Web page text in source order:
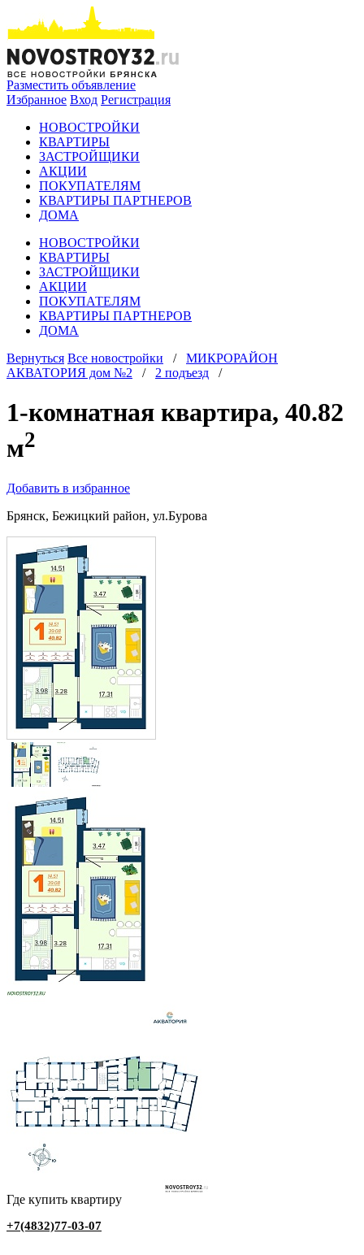
Разместить объявление
Избранное Вход Регистрация
НОВОСТРОЙКИ
КВАРТИРЫ
ЗАСТРОЙЩИКИ
АКЦИИ
ПОКУПАТЕЛЯМ
КВАРТИРЫ ПАРТНЕРОВ
ДОМА
НОВОСТРОЙКИ
КВАРТИРЫ
ЗАСТРОЙЩИКИ
АКЦИИ
ПОКУПАТЕЛЯМ
КВАРТИРЫ ПАРТНЕРОВ
ДОМА
Вернуться Все новостройки /
МИКРОРАЙОН
АКВАТОРИЯ дом №2
/ 2 подъезд /
1-комнатная квартира, 40.82
м2
Добавить в избранное
Брянск, Бежицкий район, ул.Бурова
Где купить квартиру
+7(4832)77-03-07